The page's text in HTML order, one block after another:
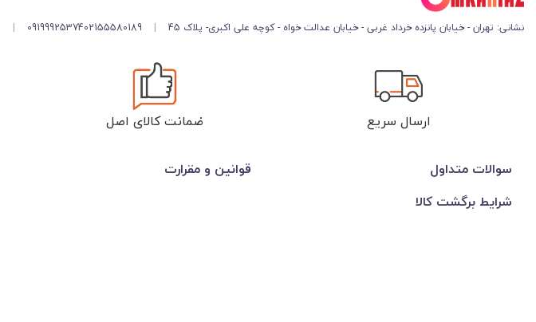
نشانی: تهران - خیابان پانزده خرداد غربی - خیابان عدالت خواه - کوچه علی اکبری- پلاک 45 |
02155580189
09199925374
|
ارسال سریع ضمانت کالای اصل
سوالات متداول قوانین و مقرارت
شرایط برگشت کالا